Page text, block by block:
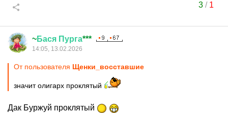
3/ 1
~Бася Пурга***
14:05, 13.02.2026
От пользователя Щенки_восставшие
значит олигарх проклятый
Дак Буржуй проклятый